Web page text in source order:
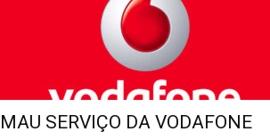
MAU SERVIÇO DA VODAFONE